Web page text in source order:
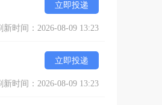
立即投递
新时间：2026-08-09 13:23
立即投递
新时间：2026-08-09 13:23